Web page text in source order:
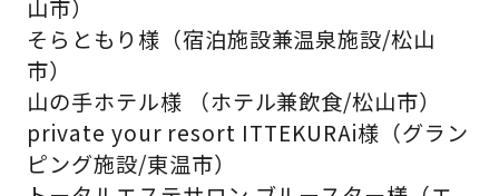
山市）
そらともり様（宿泊施設兼温泉施設/松山
市）
山の手ホテル様 （ホテル兼飲食/松山市）
private your resort ITTEKURAi様（グラン
ピング施設/東温市）